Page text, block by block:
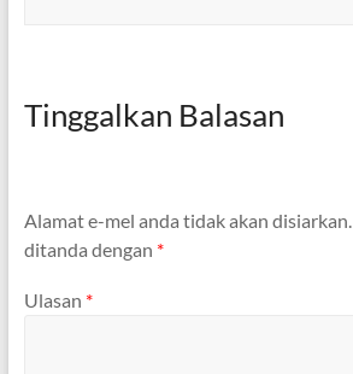
Tinggalkan Balasan
Alamat e-mel anda tidak akan disiarkan.
ditanda dengan *
Ulasan *